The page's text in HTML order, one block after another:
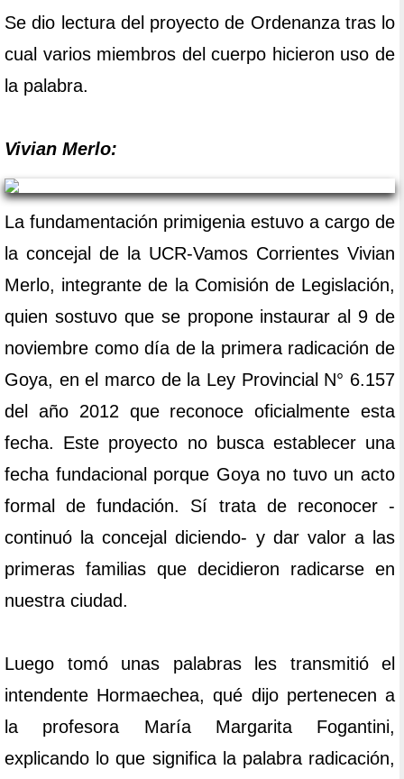
Se dio lectura del proyecto de Ordenanza tras lo
cual varios miembros del cuerpo hicieron uso de
la palabra.
Vivian Merlo:
La fundamentación primigenia estuvo a cargo de
la concejal de la UCR-Vamos Corrientes Vivian
Merlo, integrante de la Comisión de Legislación,
quien sostuvo que se propone instaurar al 9 de
noviembre como día de la primera radicación de
Goya, en el marco de la Ley Provincial N° 6.157
del año 2012 que reconoce oficialmente esta
fecha. Este proyecto no busca establecer una
fecha fundacional porque Goya no tuvo un acto
formal de fundación. Sí trata de reconocer -
continuó la concejal diciendo- y dar valor a las
primeras familias que decidieron radicarse en
nuestra ciudad.
Luego tomó unas palabras les transmitió el
intendente Hormaechea, qué dijo pertenecen a
la profesora María Margarita Fogantini,
explicando lo que significa la palabra radicación,